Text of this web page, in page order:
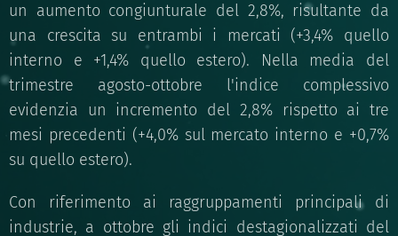
un aumento congiunturale del 2,8%, risultante da
una crescita su entrambi i mercati (+3,4% quello
interno e +1,4% quello estero). Nella media del
trimestre agosto-ottobre l'indice complessivo
evidenzia un incremento del 2,8% rispetto ai tre
mesi precedenti (+4,0% sul mercato interno e +0,7%
su quello estero).
Con riferimento ai raggruppamenti principali di
industrie, a ottobre gli indici destagionalizzati del